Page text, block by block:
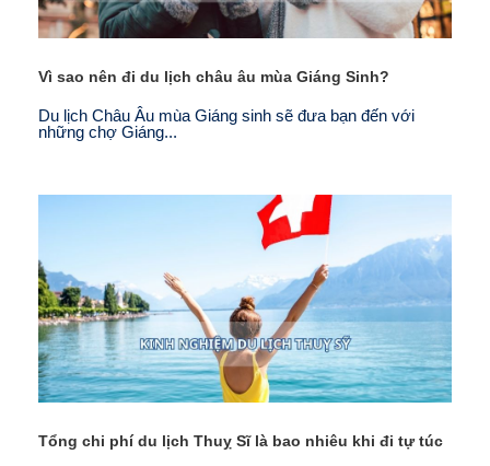
Vì sao nên đi du lịch châu âu mùa Giáng Sinh?
Du lịch Châu Âu mùa Giáng sinh sẽ đưa bạn đến với
những chợ Giáng...
Tổng chi phí du lịch Thuỵ Sĩ là bao nhiêu khi đi tự túc